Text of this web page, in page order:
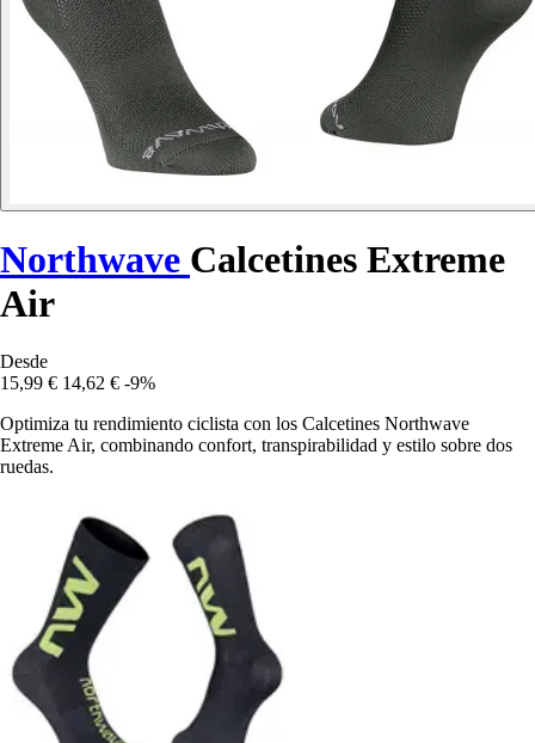
Northwave Calcetines Extreme
Air
Desde
15,99 € 14,62 € -9%
Optimiza tu rendimiento ciclista con los Calcetines Northwave
Extreme Air, combinando confort, transpirabilidad y estilo sobre dos
ruedas.